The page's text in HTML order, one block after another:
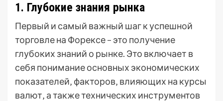
1. Глубокие знания рынка
Первый и самый важный шаг к успешной
торговле на Форексе – это получение
глубоких знаний о рынке. Это включает в
себя понимание основных экономических
показателей‚ факторов‚ влияющих на курсы
валют‚ а также технических инструментов